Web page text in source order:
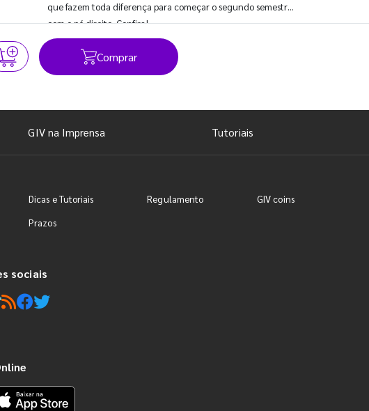
que fazem toda diferença para começar o segundo semestre
com o pé direito. Confira!
Comprar
GIV na Imprensa Tutoriais
Dicas e Tutoriais Regulamento
GIV coins
Prazos
sociais